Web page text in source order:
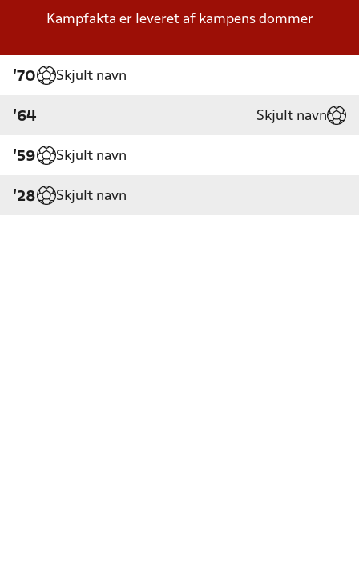
Kampfakta er leveret af kampens dommer
'70 Skjult navn
'64 Skjult navn
'59 Skjult navn
'28 Skjult navn